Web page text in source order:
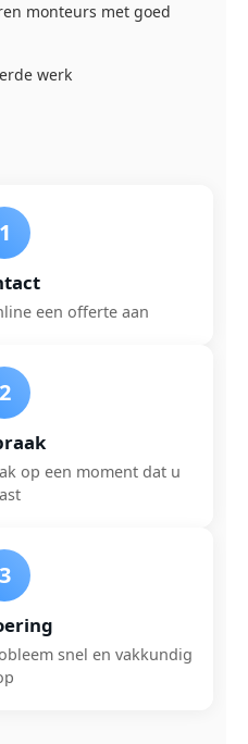
monteurs met goed
werk
1
een offerte aan
2
op een moment dat u
3
snel en vakkundig